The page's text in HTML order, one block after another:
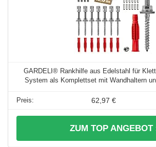
GARDELI® Rankhilfe aus Edelstahl für
System als Komplettset mit Wandhaltern
62,97 €
ZUM TOP ANGEBOT